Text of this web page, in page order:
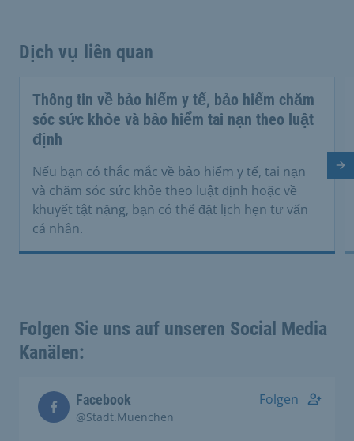
Dịch vụ liên quan
Thông tin về bảo hiểm y tế, bảo hiểm chăm
sóc sức khỏe và bảo hiểm tai nạn theo luật
định
Nếu bạn có thắc mắc về bảo hiểm y tế, tai nạn
và chăm sóc sức khỏe theo luật định hoặc về
khuyết tật nặng, bạn có thể đặt lịch hẹn tư vấn
cá nhân.
Folgen Sie uns auf unseren Social Media
Kanälen:
Facebook
@Stadt.Muenchen
Folgen